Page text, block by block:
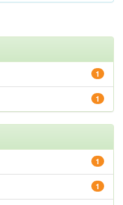
1
1
1
1